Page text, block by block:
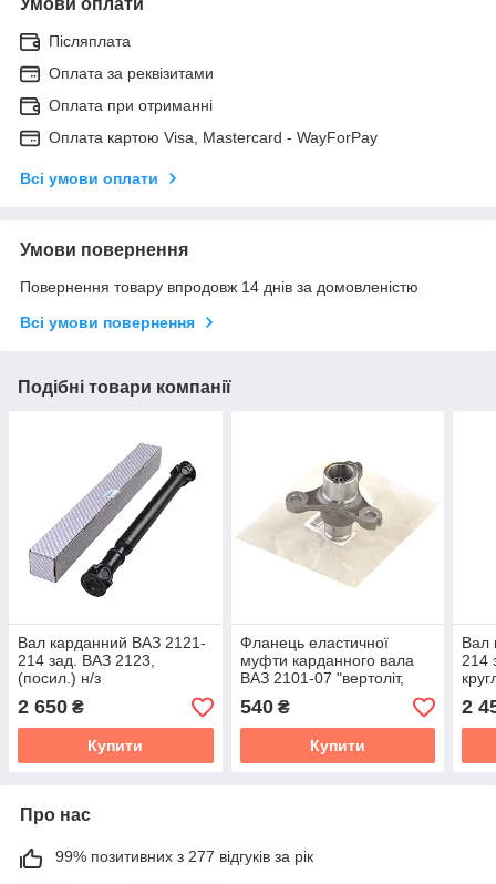
Післяплата
Оплата за реквізитами
Оплата при отриманні
Оплата картою Visa, Mastercard - WayForPay
Всі умови оплати
Умови повернення
Повернення товару впродовж 14 днів за домовленістю
Всі умови повернення
Подібні товари компанії
Вал карданний ВАЗ 2121-
214 зад. ВАЗ 2123,
(посил.) н/з
2 650 ₴
Купити
Фланець еластичної
муфти карданного вала
ВАЗ 2101-07 "вертоліт,
балерина"
540₴
Купити
Вал
214
2
Про нас
99% позитивних з 277 відгуків за рік